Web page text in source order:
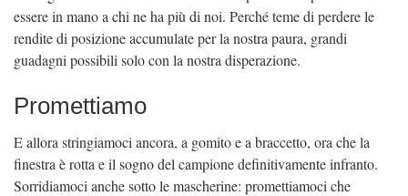
essere in mano a chi ne ha più di noi. Perché teme di perdere le
rendite di posizione accumulate per la nostra paura, grandi
guadagni possibili solo con la nostra disperazione.
Promettiamo
E allora stringiamoci ancora, a gomito e a braccetto, ora che la
finestra è rotta e il sogno del campione definitivamente infranto.
Sorridiamoci anche sotto le mascherine: promettiamoci che